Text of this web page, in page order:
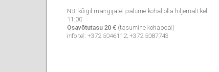
NB! kõigil mängijatel palume kohal olla hiljemalt kell
11:00
Osavõtutasu 20 € (tasumine kohapeal)
info tel: +372 5046112; +372 5087743
SM HalliMölkky - Finnish Championship
15 févr. 2025